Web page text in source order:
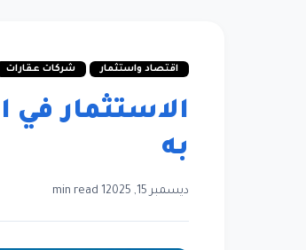
اقتصاد واستثمار شركات عقارات
الاستثمار
به
ديسمبر 15, 2025 1 min read